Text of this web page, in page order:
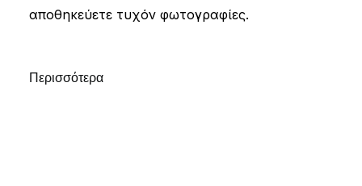
αποθηκεύετε τυχόν φωτογραφίες.
Περισσότερα